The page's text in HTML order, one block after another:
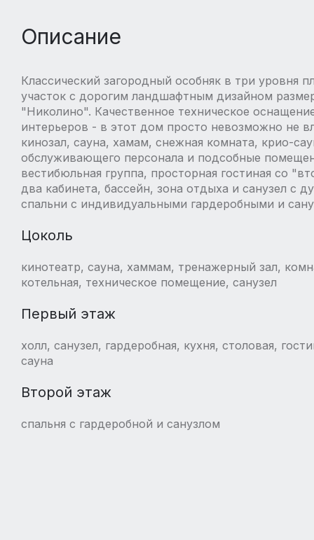
Описание
Классический загородный особняк в три уровня
участок с дорогим ландшафтным дизайном
"Николино". Качественное техническое
интерьеров - в этот дом просто невозможно не
кинозал, сауна, хамам, снежная комната, крио-
обслуживающего персонала и подсобные
вестибюльная группа, просторная гостиная со
два кабинета, бассейн, зона отдыха и санузел с
спальни с индивидуальными гардеробными и
Цоколь
кинотеатр, сауна, хаммам, тренажерный зал,
котельная, техническое помещение, санузел
Первый этаж
холл, санузел, гардеробная, кухня, столовая,
сауна
Второй этаж
спальня с гардеробной и санузлом